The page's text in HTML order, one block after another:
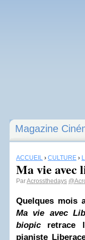
Magazine
ACCUEIL › CULTURE ›
Ma vie avec
ParAcrossthedays
Quelques mois
Ma vie avec
biopic retrace
pianiste